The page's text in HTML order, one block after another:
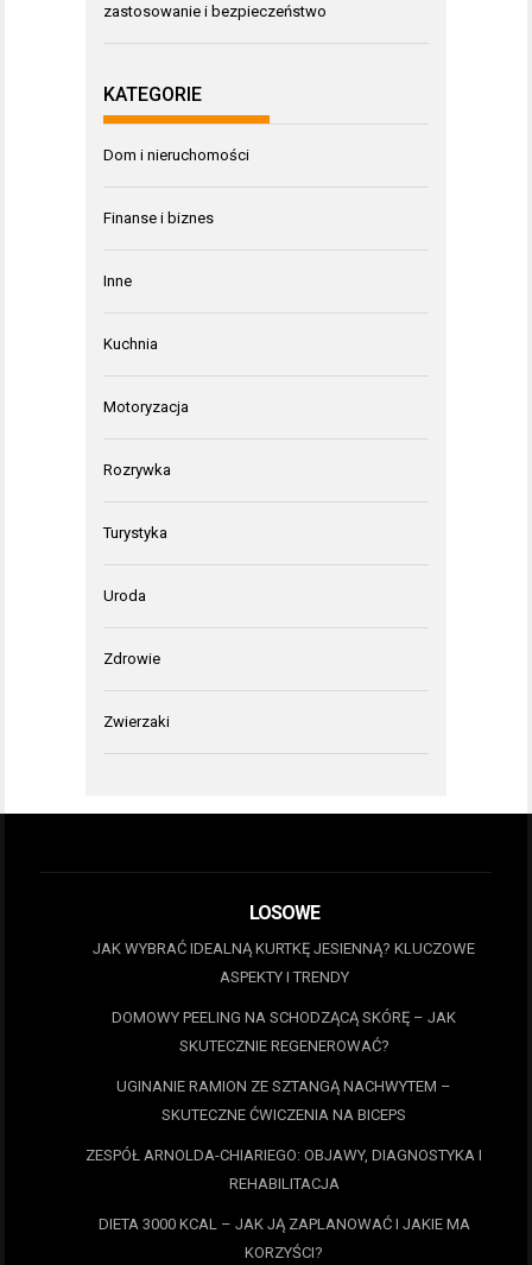
zastosowanie i bezpieczeństwo
KATEGORIE
Dom i nieruchomości
Finanse i biznes
Inne
Kuchnia
Motoryzacja
Rozrywka
Turystyka
Uroda
Zdrowie
Zwierzaki
LOSOWE
JAK WYBRAĆ IDEALNĄ KURTKĘ JESIENNĄ? KLUCZOWE
ASPEKTY I TRENDY
DOMOWY PEELING NA SCHODZĄCĄ SKÓRĘ – JAK
SKUTECZNIE REGENEROWAĆ?
UGINANIE RAMION ZE SZTANGĄ NACHWYTEM –
SKUTECZNE ĆWICZENIA NA BICEPS
ZESPÓŁ ARNOLDA-CHIARIEGO: OBJAWY, DIAGNOSTYKA I
REHABILITACJA
DIETA 3000 KCAL – JAK JĄ ZAPLANOWAĆ I JAKIE MA
KORZYŚCI?